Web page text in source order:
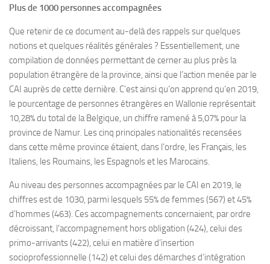
Plus de 1000 personnes accompagnées
Que retenir de ce document au-delà des rappels sur quelques
notions et quelques réalités générales ? Essentiellement, une
compilation de données permettant de cerner au plus près la
population étrangère de la province, ainsi que l’action menée par le
CAI auprès de cette dernière. C’est ainsi qu’on apprend qu’en 2019,
le pourcentage de personnes étrangères en Wallonie représentait
10,28% du total de la Belgique, un chiffre ramené à 5,07% pour la
province de Namur. Les cinq principales nationalités recensées
dans cette même province étaient, dans l’ordre, les Français, les
Italiens, les Roumains, les Espagnols et les Marocains.
Au niveau des personnes accompagnées par le CAI en 2019, le
chiffres est de 1030, parmi lesquels 55% de femmes (567) et 45%
d’hommes (463). Ces accompagnements concernaient, par ordre
décroissant, l’accompagnement hors obligation (424), celui des
primo-arrivants (422), celui en matière d’insertion
socioprofessionnelle (142) et celui des démarches d’intégration